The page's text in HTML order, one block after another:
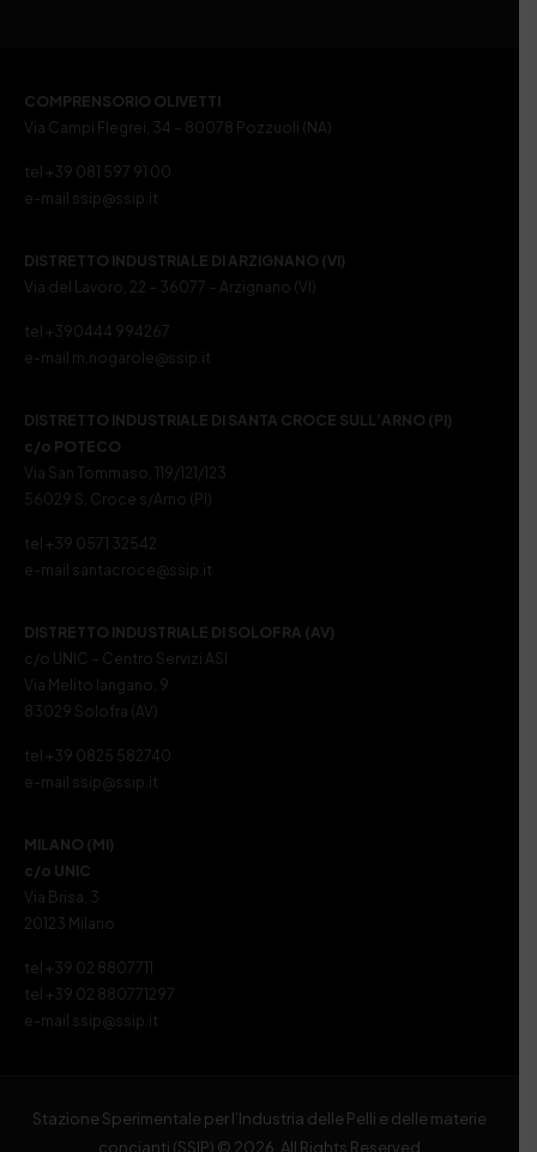
COMPRENSORIO OLIVETTI
Via Campi Flegrei, 34 – 80078 Pozzuoli (NA)
tel +39 081 597 91 00
e-mail ssip@ssip.it
DISTRETTO INDUSTRIALE DI ARZIGNANO (VI)
Via del Lavoro, 22 – 36077 – Arzignano (VI)
tel +390444 994267
e-mail m.nogarole@ssip.it
DISTRETTO INDUSTRIALE DI SANTA CROCE SULL’ARNO (PI)
c/o POTECO
Via San Tommaso, 119/121/123
56029 S. Croce s/Arno (PI)
tel +39 0571 32542
e-mail santacroce@ssip.it
DISTRETTO INDUSTRIALE DI SOLOFRA (AV)
c/o UNIC – Centro Servizi ASI
Via Melito Iangano, 9
83029 Solofra (AV)
tel +39 0825 582740
e-mail ssip@ssip.it
MILANO (MI)
c/o UNIC
Via Brisa, 3
20123 Milano
tel +39 02 8807711
tel +39 02 880771297
e-mail ssip@ssip.it
Stazione Sperimentale per l’Industria delle Pelli e delle materie
concianti (SSIP) © 2026. All Rights Reserved